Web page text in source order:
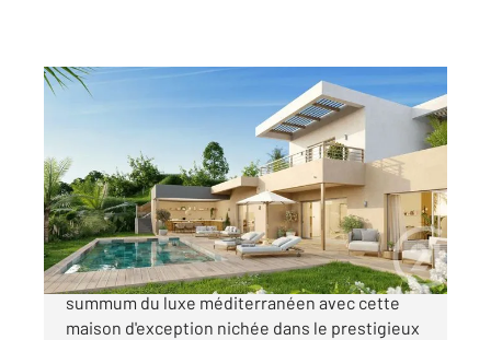
LE LAVANDOU 83
Maison à vendre
1 995 000 €
Maison de Prestige à La Fossette Découvrez le
summum du luxe méditerranéen avec cette
maison d'exception nichée dans le prestigieux